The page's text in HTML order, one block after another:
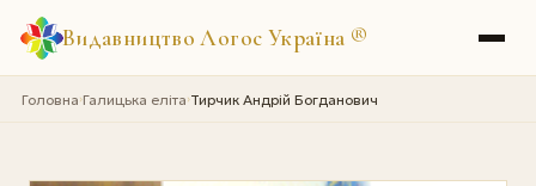
Видавництво Логос Україна ®
Головна›Галицька еліта›Тирчик Андрій Богданович